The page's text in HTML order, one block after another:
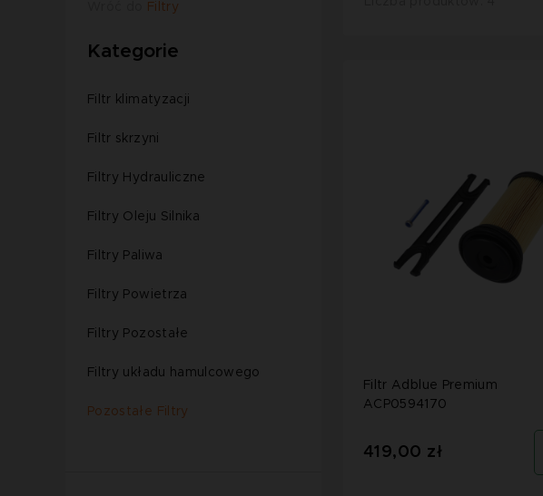
Filtry
Kategorie
Filtr klimatyzacji
Filtr skrzyni
Filtry Hydrauliczne
Filtry Oleju Silnika
Filtry Paliwa
Filtry Powietrza
Filtry Pozostałe
Filtry układu hamulcowego
Pozostałe Filtry
Filtr Adblue Premium
ACP0594170
419,00 zł